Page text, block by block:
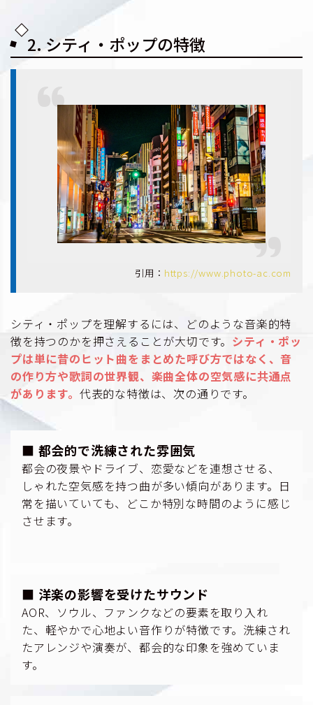
2. シティ・ポップの特徴
引用： https://www.photo-ac.com
シティ・ポップを理解するには、どのような音楽的特
徴を持つのかを押さえることが大切です。 シティ・ポッ
プは単に昔のヒット曲をまとめた呼び方ではなく、音
の作り方や歌詞の世界観、楽曲全体の空気感に共通点
があります。 代表的な特徴は、次の通りです。
■ 都会的で洗練された雰囲気
都会の夜景やドライブ、恋愛などを連想させる、
しゃれた空気感を持つ曲が多い傾向があります。日
常を描いていても、どこか特別な時間のように感じ
させます。
■ 洋楽の影響を受けたサウンド
AOR、ソウル、ファンクなどの要素を取り入れ
た、軽やかで心地よい音作りが特徴です。洗練され
たアレンジや演奏が、都会的な印象を強めていま
す。